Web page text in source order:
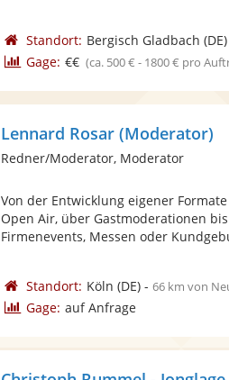
Standort: Bergisch Gladbach (DE)
Gage: €€ (ca. 500 € - 1800 € pro
Lennard Rosar (Moderator)
Redner/Moderator, Moderator
Von der Entwicklung eigener
Open Air, über Gastmoderationen
Firmenevents, Messen oder
Standort: Köln (DE)- 66 km von
Gage: auf Anfrage